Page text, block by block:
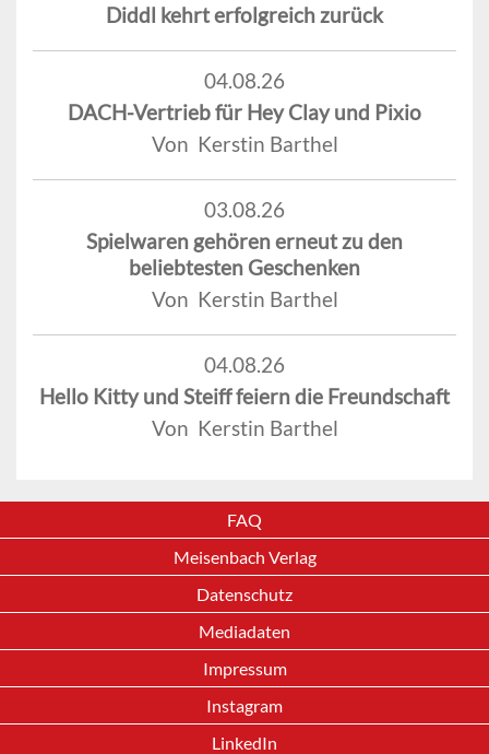
Diddl kehrt erfolgreich zurück
04.08.26
DACH-Vertrieb für Hey Clay und Pixio
Von Kerstin Barthel
03.08.26
Spielwaren gehören erneut zu den
beliebtesten Geschenken
Von Kerstin Barthel
04.08.26
Hello Kitty und Steiff feiern die Freundschaft
Von Kerstin Barthel
FAQ
Meisenbach Verlag
Datenschutz
Mediadaten
Impressum
Instagram
LinkedIn